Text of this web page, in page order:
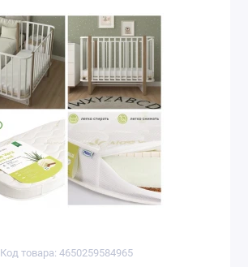
Код товара: 4650259584965